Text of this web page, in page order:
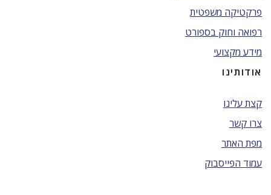
פרקטיקה משפטית
רפואה וחוק בספורט
מידע מקצועי
אודותינו
קצת עלינו
צרו קשר
מפת האתר
עמוד הפייסבוק